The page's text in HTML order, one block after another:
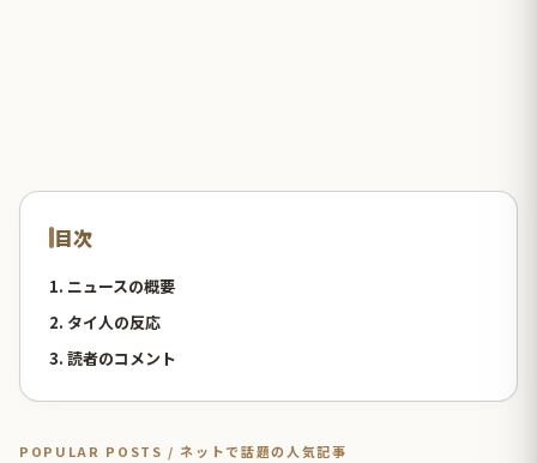
目次
1. ニュースの概要
2. タイ人の反応
3. 読者のコメント
POPULAR POSTS / ネットで話題の人気記事